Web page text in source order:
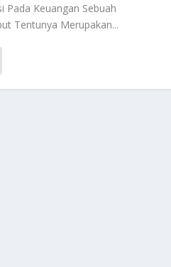
Pada Keuangan Sebuah
Tentunya Merupakan...